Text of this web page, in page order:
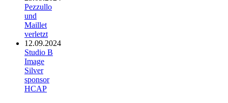
Pezzullo
und
Maillet
verletzt
12.09.2024
Studio B
Image
Silver
sponsor
HCAP